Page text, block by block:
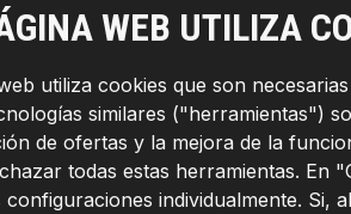
WEB UTILIZA
utiliza cookies que son
similares ("herramientas")
de ofertas y la mejora de la
todas estas herramientas. En
configuraciones individualmente. Si,
Muelle de suspensión